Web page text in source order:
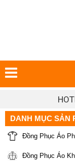
DANH MỤC SẢN
Đồng Phục Áo
Đồng Phục Áo